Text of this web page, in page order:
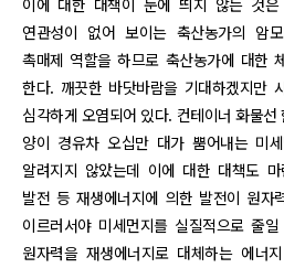
이에 대한 대책이 눈에 띄지 않는 것은
연관성이 없어 보이는 축산농가의 암
촉매제 역할을 하므로 축산농가에 대한
한다. 깨끗한 바닷바람을 기대하겠지만
심각하게 오염되어 있다. 컨테이너 화물
양이 경유차 오십만 대가 뿜어내는 미
알려지지 않았는데 이에 대한 대책도
발전 등 재생에너지에 의한 발전이 원자
이르러서야 미세먼지를 실질적으로 줄
원자력을 재생에너지로 대체하는 에너